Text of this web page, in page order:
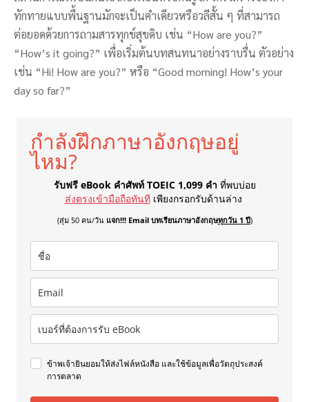
ทักทายแบบพื้นฐานมักจะเป็นคำเดียวหรือวลีสั้น ๆ ที่สามารถ
ต่อยอดด้วยการถามสารทุกข์สุขดิบ เช่น “How are you?”
“How’s it going?” เพื่อเริ่มต้นบทสนทนาอย่างราบรื่น ตัวอย่าง
เช่น “Hi! How are you?” หรือ “Good morning! How’s your
day so far?”
กำลังฝึกภาษาอังกฤษอยู่
ไหม?
รับฟรี eBook คำศัพท์ TOEIC 1,099 คำ ที่พบบ่อย
ส่งตรงเข้ามือถือทันที เพียงกรอกรับด้านล่าง
(สุ่ม 50 คน/วัน แจก!!! Email บทเรียนภาษาอังกฤษทุกวัน 1 ปี)
ข้าพเจ้ายินยอมให้ส่งไฟล์หนังสือ และใช้ข้อมูลเพื่อวัตถุประสงค์
การตลาด